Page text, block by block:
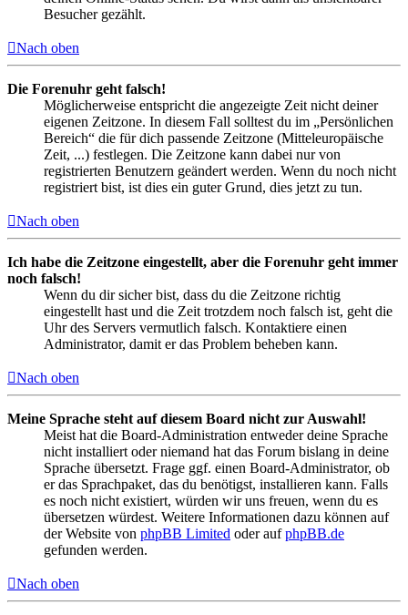
Besucher gezählt.
Nach oben
Die Forenuhr geht falsch!
Möglicherweise entspricht die angezeigte Zeit nicht deiner
eigenen Zeitzone. In diesem Fall solltest du im „Persönlichen
Bereich“ die für dich passende Zeitzone (Mitteleuropäische
Zeit, ...) festlegen. Die Zeitzone kann dabei nur von
registrierten Benutzern geändert werden. Wenn du noch nicht
registriert bist, ist dies ein guter Grund, dies jetzt zu tun.
Nach oben
Ich habe die Zeitzone eingestellt, aber die Forenuhr geht immer
noch falsch!
Wenn du dir sicher bist, dass du die Zeitzone richtig
eingestellt hast und die Zeit trotzdem noch falsch ist, geht die
Uhr des Servers vermutlich falsch. Kontaktiere einen
Administrator, damit er das Problem beheben kann.
Nach oben
Meine Sprache steht auf diesem Board nicht zur Auswahl!
Meist hat die Board-Administration entweder deine Sprache
nicht installiert oder niemand hat das Forum bislang in deine
Sprache übersetzt. Frage ggf. einen Board-Administrator, ob
er das Sprachpaket, das du benötigst, installieren kann. Falls
es noch nicht existiert, würden wir uns freuen, wenn du es
übersetzen würdest. Weitere Informationen dazu können auf
der Website von phpBB Limited oder aufphpBB.de
gefunden werden.
Nach oben